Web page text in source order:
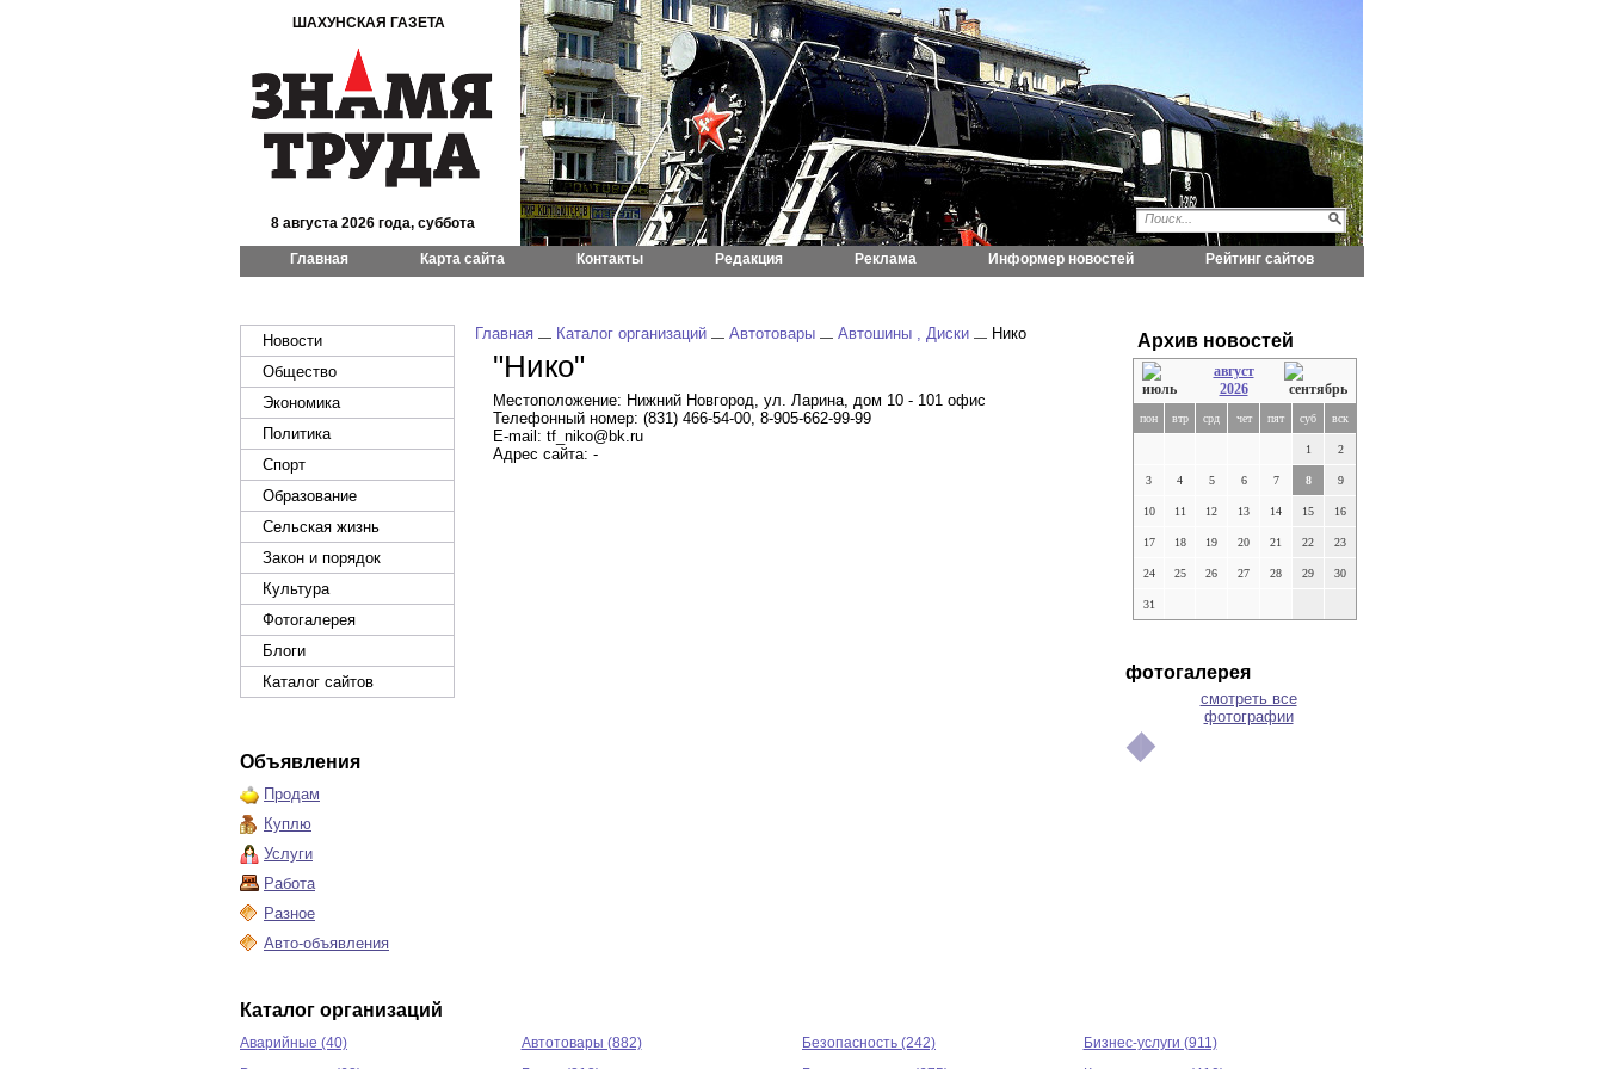
ШАХУНСКАЯ ГАЗЕТА
8 августа 2026 года, суббота
Главная Карта сайта Контакты Редакция Реклама Информер новостей Рейтинг сайтов
Новости
Общество
Экономика
Политика
Спорт
Образование
Сельская жизнь
Закон и порядок
Культура
Фотогалерея
Блоги
Каталог сайтов
Объявления
Продам
Куплю
Услуги
Работа
Разное
Авто-объявления
Главная Каталог организаций Автотовары Автошины , Диски Нико
"Нико"
Местоположение: Нижний Новгород, ул. Ларина, дом 10 - 101 офис
Телефонный номер: (831) 466-54-00, 8-905-662-99-99
E-mail: tf_niko@bk.ru
Адрес сайта: -
Архив новостей
август
2026
пон втр срд чет пят суб вск
1 2
3 4 5 6 7 8 9
10 11 12 13 14 15 16
17 18 19 20 21 22 23
24 25 26 27 28 29 30
31
фотогалерея
смотреть все
фотографии
Каталог организаций
Аварийные (40) Автотовары (882) Безопасность (242)
Бизнес-услуги (911)